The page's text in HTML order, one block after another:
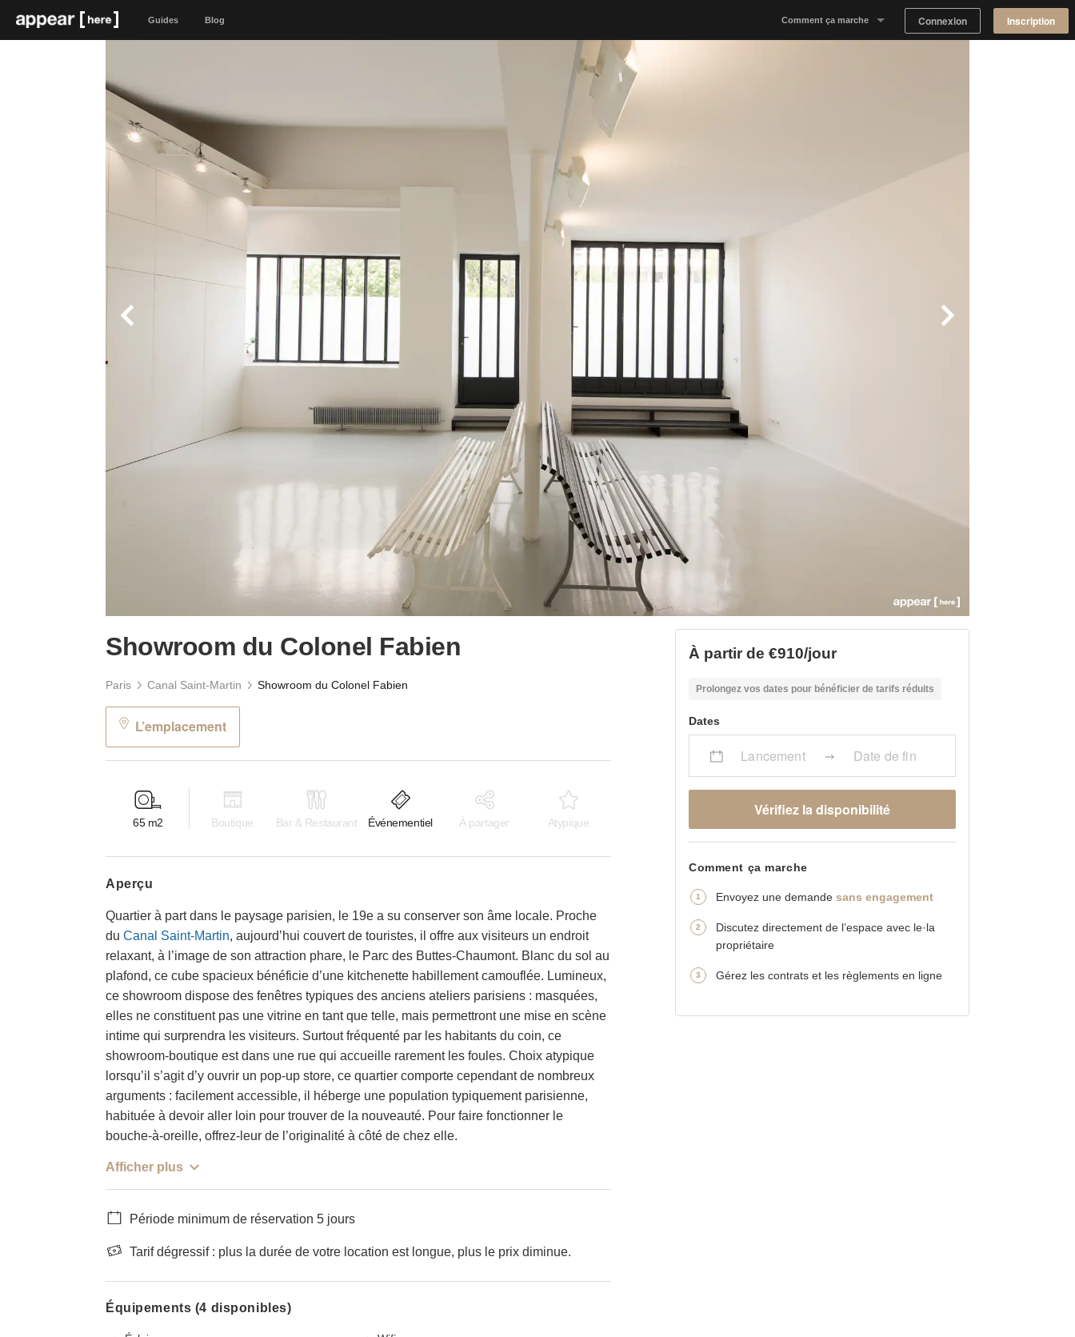
Guides Blog Comment ça marche Connexion Inscription
Showroom du Colonel Fabien
Paris Canal Saint-Martin Showroom du Colonel Fabien
L’emplacement
65 m2 Boutique Bar & Restaurant Événementiel À partager Atypique
aperçu
Quartier à part dans le paysage parisien, le 19e a su conserver son âme locale. Proche
du Canal Saint-Martin, aujourd’hui couvert de touristes, il offre aux visiteurs un endroit
relaxant, à l’image de son attraction phare, le Parc des Buttes-Chaumont. Blanc du sol au
plafond, ce cube spacieux bénéficie d’une kitchenette habillement camouflée. Lumineux,
ce showroom dispose des fenêtres typiques des anciens ateliers parisiens : masquées,
elles ne constituent pas une vitrine en tant que telle, mais permettront une mise en scène
intime qui surprendra les visiteurs. Surtout fréquenté par les habitants du coin, ce
showroom-boutique est dans une rue qui accueille rarement les foules. Choix atypique
lorsqu’il s’agit d’y ouvrir un pop-up store, ce quartier comporte cependant de nombreux
arguments : facilement accessible, il héberge une population typiquement parisienne,
habituée à devoir aller loin pour trouver de la nouveauté. Pour faire fonctionner le
bouche-à-oreille, offrez-leur de l’originalité à côté de chez elle.
Afficher plus
Période minimum de réservation 5 jours
Tarif dégressif : plus la durée de votre location est longue, plus le prix diminue.
Équipements (4 disponibles)
À partir de €910/jour
Prolongez vos dates pour bénéficier de tarifs réduits
Dates
Lancement Date de fin
Vérifiez la disponibilité
Comment ça marche
Envoyez une demandesans engagement
Discutez directement de l’espace avec le·la
propriétaire
Gérez les contrats et les règlements en ligne